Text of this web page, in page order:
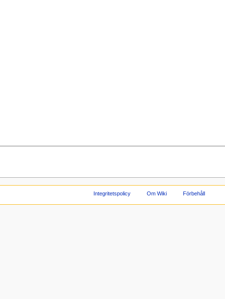
Integritetspolicy Om Wiki Förbehåll